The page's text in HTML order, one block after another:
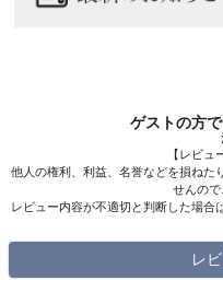
ゲストの方
【レビュ
他人の権利、利益、名誉などを損ねた
せんので
レビュー内容が不適切と判断した場合
レ